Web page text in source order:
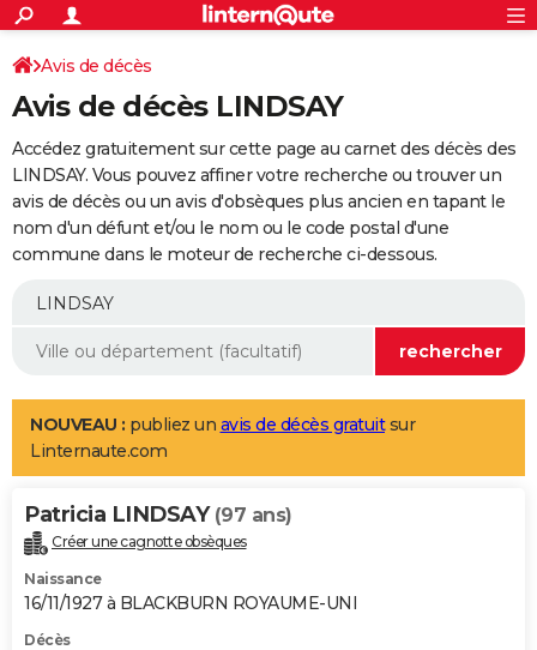
ACTUALITÉS
Politique
Société
Faits Divers
Education
Monde
Villes
+
SPORT
Coupe du monde 2026
Football
Tennis
Cyclisme
Rugby
Forum
Programme TV
TNTStreaming
Cinéma
Sorties cinéma
Musique
+FINANCE
Retraite
Epargne
Immobilier
Risques naturels par ville
Banque
Assurance
AUTO
Essais
Réserver un essai
Citadines
Berlines
SUV
Forum auto
+
Mobiles
Meilleur smartphone
Internet
Ordinateurs
Jeux vidéo
Guide high-tech
Aménagement intérieur
LIFESTYLE
Art de vivre
Bien-être
Loisirs
Mode
Modes de vie
Alimentation
Guide de la santé
Maladies
Médicaments
Sommeil
VOYAGE
Destinations
City break
Voyage nature
Voyage de noces
Forum
Climat
+PHOTO
GUIDES D'ACHAT
Avis de décès
Avis de décès LINDSAY
Accédez gratuitement sur cette page au carnet des décès des
LINDSAY. Vous pouvez affiner votre recherche ou trouver un
avis de décès ou un avis d'obsèques plus ancien en tapant le
nom d'un défunt et/ou le nom ou le code postal d'une
commune dans le moteur de recherche ci-dessous.
NOUVEAU : publiez un avis de décès gratuitsur
Linternaute.com
Patricia LINDSAY (97 ans)
Créer une cagnotte obsèques
Naissance
16/11/1927 à BLACKBURN ROYAUME-UNI
Décès